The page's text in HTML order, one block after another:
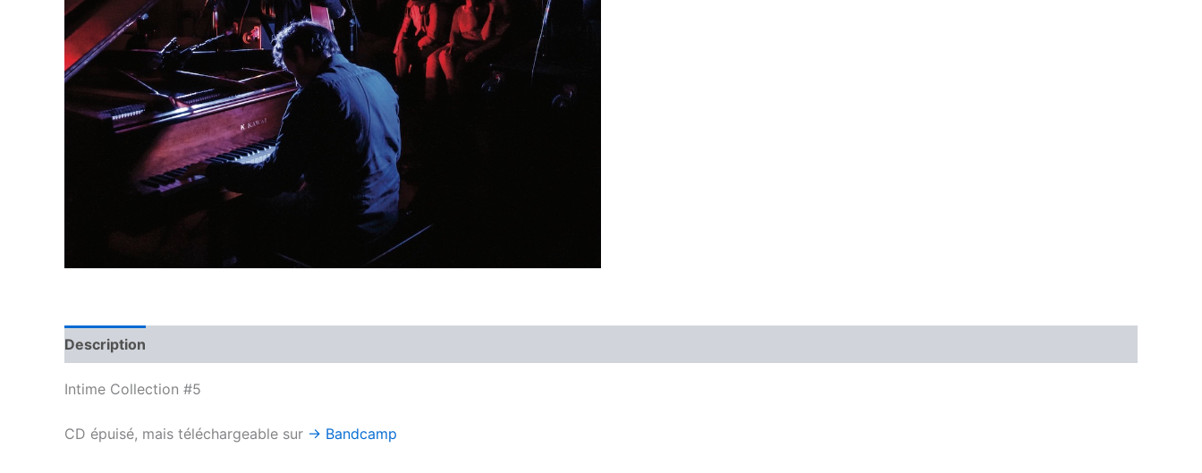
Description
Intime Collection #5
CD épuisé, mais téléchargeable sur → Bandcamp